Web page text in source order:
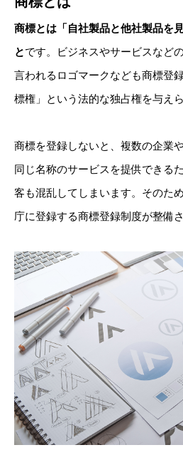
商標とは「自社製品と他社製品を
とです。ビジネスやサービスなど
言われるロゴマークなども商標登
標権」という法的な独占権を与えら
商標を登録しないと、複数の企業
同じ名称のサービスを提供できる
客も混乱してしまいます。そのた
庁に登録する商標登録制度が整備